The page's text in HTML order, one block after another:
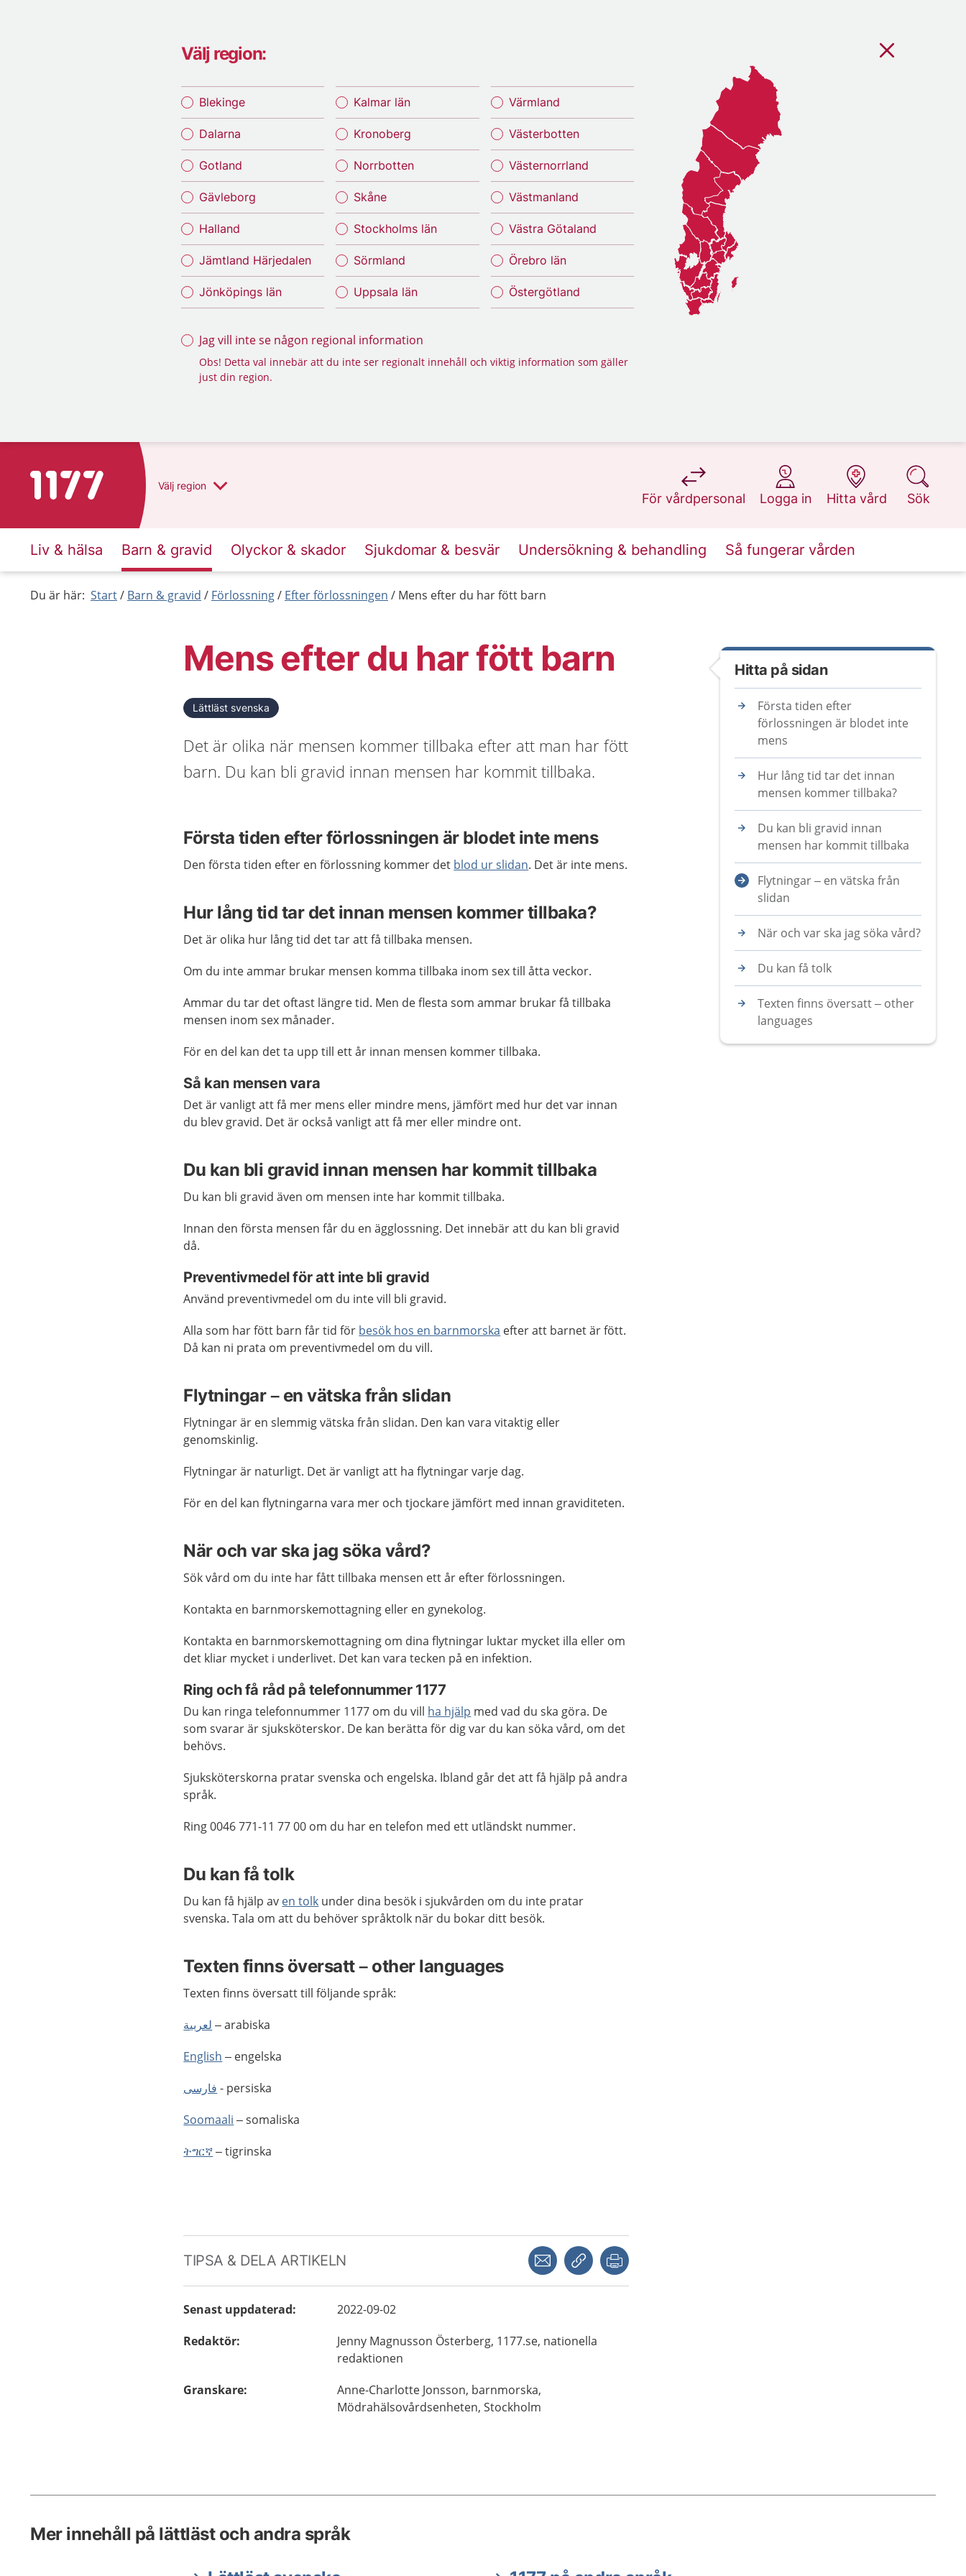
Välj region:
Blekinge
Dalarna
Gotland
Gävleborg
Halland
Jämtland Härjedalen
Jönköpings län
Kalmar län
Kronoberg
Norrbotten
Skåne
Stockholms län
Sörmland
Uppsala län
Värmland
Västerbotten
Västernorrland
Västmanland
Västra Götaland
Örebro län
Östergötland
Jag vill inte se någon regional information
Obs! Detta val innebär att du inte ser regionalt innehåll och viktig information som gäller
just din region.
Till startsidan för 1177 Välj region
För vårdpersonal
på 1177.se
Logga in
på 1177.se
Hitta vård
på 1177.se
Sök
på 1177.se
Liv & hälsa Barn & gravid Olyckor & skador Sjukdomar & besvär Undersökning & behandling Så fungerar vården
Du är här: Start Barn & gravid Förlossning Efter förlossningen Mens efter du har fött barn
Mens efter du har fött barn
Lättläst svenska
Det är olika när mensen kommer tillbaka efter att man har fött
barn. Du kan bli gravid innan mensen har kommit tillbaka.
Första tiden efter förlossningen är blodet inte mens
Den första tiden efter en förlossning kommer det blod ur slidan. Det är inte mens.
Hur lång tid tar det innan mensen kommer tillbaka?
Det är olika hur lång tid det tar att få tillbaka mensen.
Om du inte ammar brukar mensen komma tillbaka inom sex till åtta veckor.
Ammar du tar det oftast längre tid. Men de flesta som ammar brukar få tillbaka
mensen inom sex månader.
För en del kan det ta upp till ett år innan mensen kommer tillbaka.
Så kan mensen vara
Det är vanligt att få mer mens eller mindre mens, jämfört med hur det var innan
du blev gravid. Det är också vanligt att få mer eller mindre ont.
Du kan bli gravid innan mensen har kommit tillbaka
Du kan bli gravid även om mensen inte har kommit tillbaka.
Innan den första mensen får du en ägglossning. Det innebär att du kan bli gravid
då.
Preventivmedel för att inte bli gravid
Använd preventivmedel om du inte vill bli gravid.
Alla som har fött barn får tid för besök hos en barnmorska efter att barnet är fött.
Då kan ni prata om preventivmedel om du vill.
Flytningar – en vätska från slidan
Flytningar är en slemmig vätska från slidan. Den kan vara vitaktig eller
genomskinlig.
Flytningar är naturligt. Det är vanligt att ha flytningar varje dag.
För en del kan flytningarna vara mer och tjockare jämfört med innan graviditeten.
När och var ska jag söka vård?
Sök vård om du inte har fått tillbaka mensen ett år efter förlossningen.
Kontakta en barnmorskemottagning eller en gynekolog.
Kontakta en barnmorskemottagning om dina flytningar luktar mycket illa eller om
det kliar mycket i underlivet. Det kan vara tecken på en infektion.
Ring och få råd på telefonnummer 1177
Du kan ringa telefonnummer 1177 om du vill ha hjälp med vad du ska göra. De
som svarar är sjuksköterskor. De kan berätta för dig var du kan söka vård, om det
behövs.
Sjuksköterskorna pratar svenska och engelska. Ibland går det att få hjälp på andra
språk.
Ring 0046 771-11 77 00 om du har en telefon med ett utländskt nummer.
Du kan få tolk
Du kan få hjälp av en tolk under dina besök i sjukvården om du inte pratar
svenska. Tala om att du behöver språktolk när du bokar ditt besök.
Texten finns översatt – other languages
Texten finns översatt till följande språk:
لعربية – arabiska
English – engelska
فارسى - persiska
Soomaali – somaliska
ትግርኛ– tigrinska
TIPSA & DELA ARTIKELN Dela via mejlKopiera länk
Senast uppdaterad:
2022-09-02
Redaktör: Jenny Magnusson Österberg, 1177.se, nationella
redaktionen
Granskare: Anne-Charlotte Jonsson, barnmorska,
Mödrahälsovårdsenheten, Stockholm
Hitta på sidan
Första tiden efter
förlossningen är blodet inte
mens
Hur lång tid tar det innan
mensen kommer tillbaka?
Du kan bli gravid innan
mensen har kommit tillbaka
Flytningar – en vätska från
slidan
När och var ska jag söka vård?
Du kan få tolk
Texten finns översatt – other
languages
Mer innehåll på lättläst och andra språk